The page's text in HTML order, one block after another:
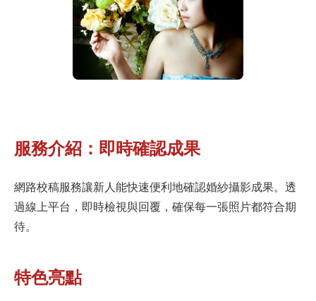
服務介紹：即時確認成果
網路校稿服務讓新人能快速便利地確認婚紗攝影成果。透
過線上平台，即時檢視與回覆，確保每一張照片都符合期
待。
特色亮點